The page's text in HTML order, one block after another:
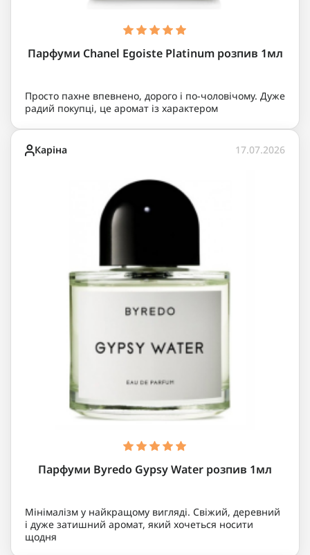
Парфуми Chanel Egoiste Platinum розпив 1мл
Просто пахне впевнено, дорого і по-чоловічому. Дуже
радий покупці, це аромат із характером
Каріна 17.07.2026
Парфуми Byredo Gypsy Water розпив 1мл
Мінімалізм у найкращому вигляді. Свіжий, деревний
і дуже затишний аромат, який хочеться носити
щодня